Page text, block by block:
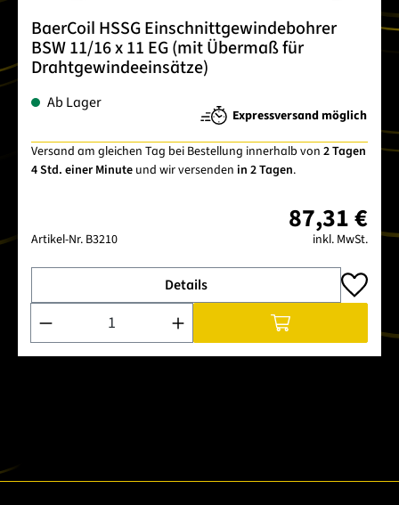
BaerCoil HSSG Einschnittgewindebohrer
BSW 11/16 x 11 EG (mit Übermaß für
Drahtgewindeeinsätze)
Ab Lager
Expressversand möglich
Versand am gleichen Tag bei Bestellung innerhalb von 2 Tagen
4 Std. einer Minute und wir versenden in 2 Tagen.
Artikel-Nr. B3210
87,31 €
inkl. MwSt.
Details
Produkt Anzahl: Gib den gewünschten Wert ein oder